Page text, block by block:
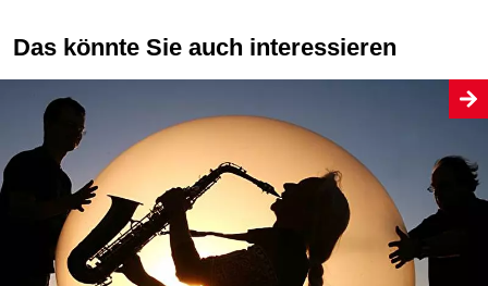
Das könnte Sie auch interessieren